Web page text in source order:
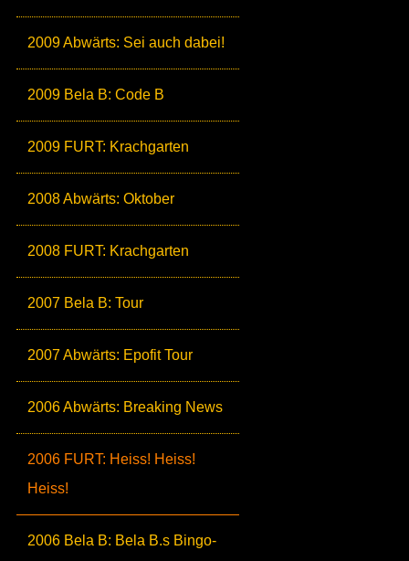
2009 Abwärts: Sei auch dabei!
2009 Bela B: Code B
2009 FURT: Krachgarten
2008 Abwärts: Oktober
2008 FURT: Krachgarten
2007 Bela B: Tour
2007 Abwärts: Epofit Tour
2006 Abwärts: Breaking News
2006 FURT: Heiss! Heiss!
Heiss!
2006 Bela B: Bela B.s Bingo-